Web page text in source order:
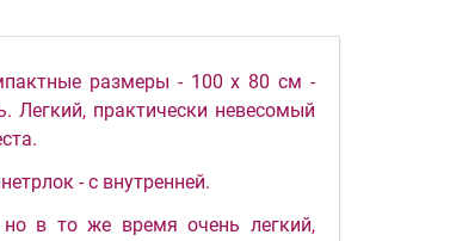
размеры - 100 х 80 см -
Легкий, практически невесомый
- с внутренней.
в то же время очень легкий,